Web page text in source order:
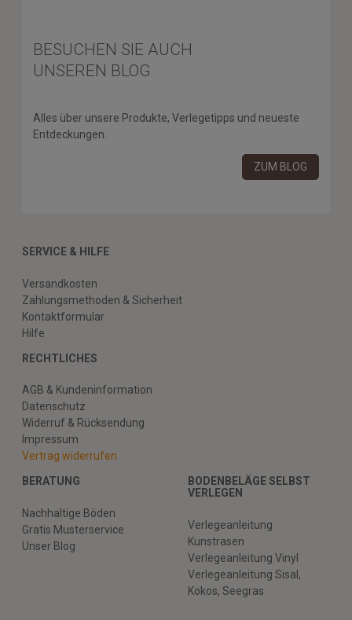
BESUCHEN SIE AUCH
UNSEREN BLOG
Alles über unsere Produkte, Verlegetipps und neueste
Entdeckungen.
ZUM BLOG
SERVICE & HILFE
Versandkosten
Zahlungsmethoden & Sicherheit
Kontaktformular
Hilfe
RECHTLICHES
AGB & Kundeninformation
Datenschutz
Widerruf & Rücksendung
Impressum
Vertrag widerrufen
BERATUNG
Nachhaltige Böden
Gratis Musterservice
Unser Blog
BODENBELÄGE SELBST
VERLEGEN
Verlegeanleitung
Kunstrasen
Verlegeanleitung Vinyl
Verlegeanleitung Sisal,
Kokos, Seegras